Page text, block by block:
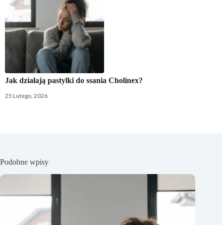
Jak działają pastylki do ssania Cholinex?
25 Lutego, 2026
Podobne wpisy